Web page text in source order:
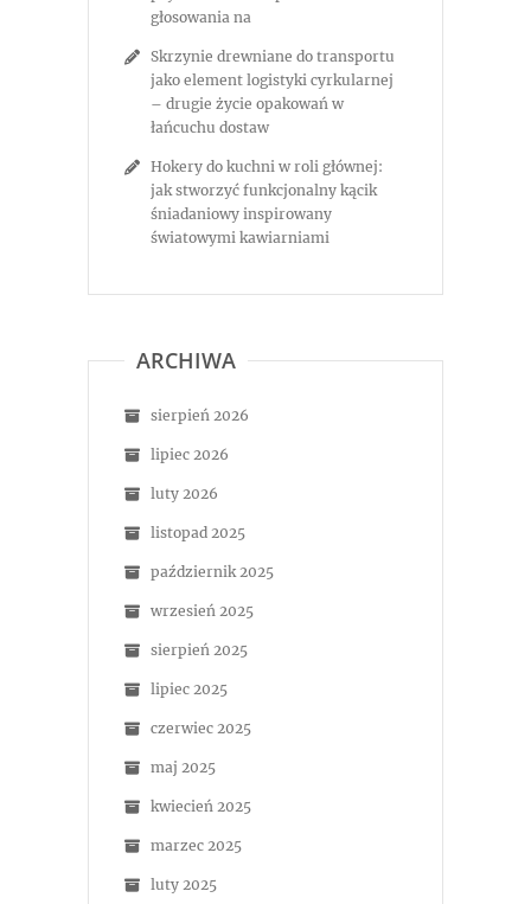
głosowania na
Skrzynie drewniane do transportu
jako element logistyki cyrkularnej
– drugie życie opakowań w
łańcuchu dostaw
Hokery do kuchni w roli głównej:
jak stworzyć funkcjonalny kącik
śniadaniowy inspirowany
światowymi kawiarniami
ARCHIWA
sierpień 2026
lipiec 2026
luty 2026
listopad 2025
październik 2025
wrzesień 2025
sierpień 2025
lipiec 2025
czerwiec 2025
maj 2025
kwiecień 2025
marzec 2025
luty 2025